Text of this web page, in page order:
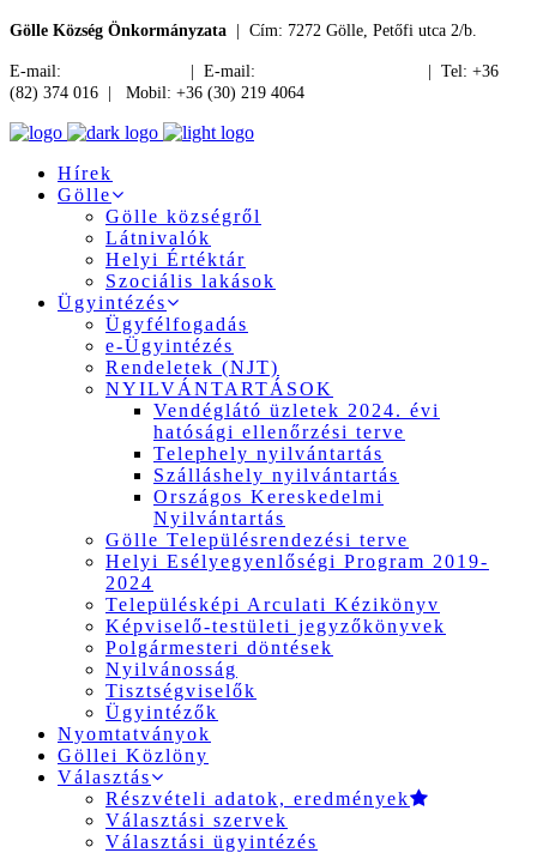
Gölle Község Önkormányzata | Cím: 7272 Gölle, Petőfi utca 2/b.
E-mail: | E-mail:
| Tel: +36
(82) 374 016 | Mobil: +36 (30) 219 4064
Hírek
Gölle
Gölle községről
Látnivalók
Helyi Értéktár
Szociális lakások
Ügyintézés
Ügyfélfogadás
e-Ügyintézés
Rendeletek (NJT)
NYILVÁNTARTÁSOK
Vendéglátó üzletek 2024. évi
hatósági ellenőrzési terve
Telephely nyilvántartás
Szálláshely nyilvántartás
Országos Kereskedelmi
Nyilvántartás
Gölle Településrendezési terve
Helyi Esélyegyenlőségi Program 2019-
2024
Településképi Arculati Kézikönyv
Képviselő-testületi jegyzőkönyvek
Polgármesteri döntések
Nyilvánosság
Tisztségviselők
Ügyintézők
Nyomtatványok
Göllei Közlöny
Választás
Részvételi adatok, eredmények
Választási szervek
Választási ügyintézés